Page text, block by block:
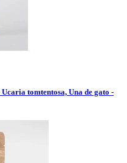
tomtentosa, Una de gato -